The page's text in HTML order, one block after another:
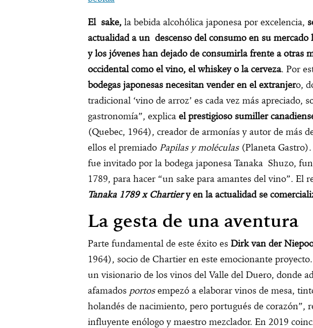
El sake, la bebida alcohólica japonesa por excelencia,
actualidad a un descenso del consumo en su mercado
y los jóvenes han dejado de consumirla frente a otras
occidental como el vino, el whiskey o la cerveza. Por
bodegas japonesas necesitan vender en el extranjero,
tradicional ‘vino de arroz’ es cada vez más apreciado,
gastronomía”, explica el prestigioso sumiller
(Quebec, 1964), creador de armonías y autor de más
ellos el premiado Papilas y moléculas(Planeta
fue invitado por la bodega japonesa Tanaka Shuzo,
1789, para hacer “un sake para amantes del vino”. El
Tanaka 1789 x Chartiery en la actualidad se
La gesta de una aventura
Parte fundamental de este éxito es Dirk van der
1964), socio de Chartier en este emocionante
un visionario de los vinos del Valle del Duero, donde
afamados portosempezó a elaborar vinos de mesa,
holandés de nacimiento, pero portugués de corazón”,
influyente enólogo y maestro mezclador. En 2019